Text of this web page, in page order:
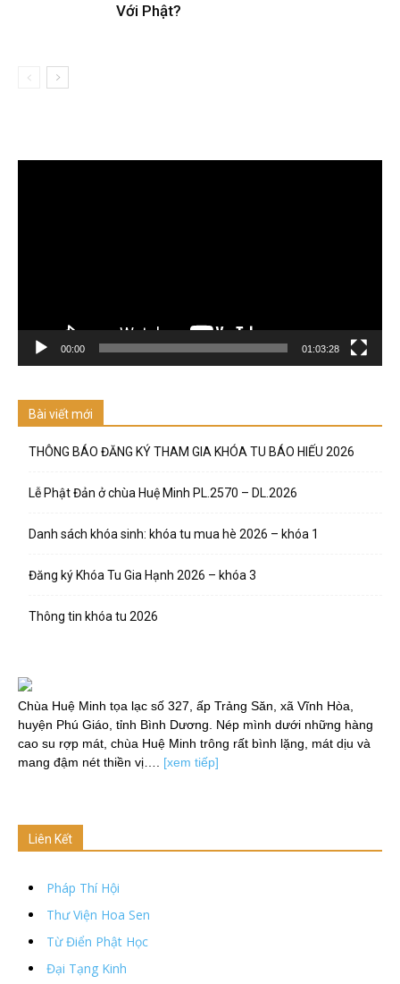
Với Phật?
00:00 01:03:28
Bài viết mới
THÔNG BÁO ĐĂNG KÝ THAM GIA KHÓA TU BÁO HIẾU 2026
Lễ Phật Đản ở chùa Huệ Minh PL.2570 – DL.2026
Danh sách khóa sinh: khóa tu mua hè 2026 – khóa 1
Đăng ký Khóa Tu Gia Hạnh 2026 – khóa 3
Thông tin khóa tu 2026
Chùa Huệ Minh tọa lạc số 327, ấp Trảng Săn, xã Vĩnh Hòa,
huyện Phú Giáo, tỉnh Bình Dương. Nép mình dưới những hàng
cao su rợp mát, chùa Huệ Minh trông rất bình lặng, mát dịu và
mang đậm nét thiền vị…. [xem tiếp]
Liên Kết
Pháp Thí Hội
Thư Viện Hoa Sen
Từ Điển Phật Học
Đại Tạng Kinh